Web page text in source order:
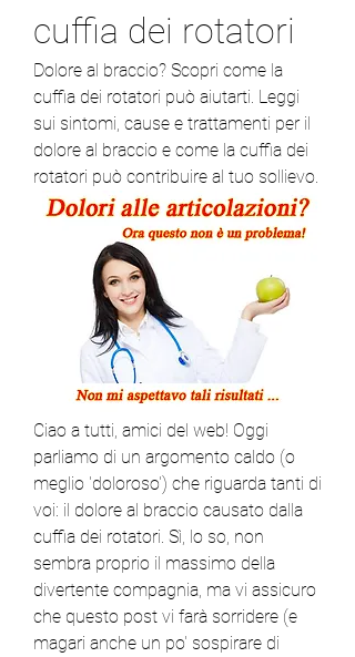
cuffia dei rotatori
Dolore al braccio? Scopri come la
cuffia dei rotatori può aiutarti. Leggi
sui sintomi, cause e trattamenti per il
dolore al braccio e come la cuffia dei
rotatori può contribuire al tuo sollievo.
Ciao a tutti, amici del web! Oggi
parliamo di un argomento caldo (o
meglio 'doloroso') che riguarda tanti di
voi: il dolore al braccio causato dalla
cuffia dei rotatori. Sì, lo so, non
sembra proprio il massimo della
divertente compagnia, ma vi assicuro
che questo post vi farà sorridere (e
magari anche un po' sospirare di